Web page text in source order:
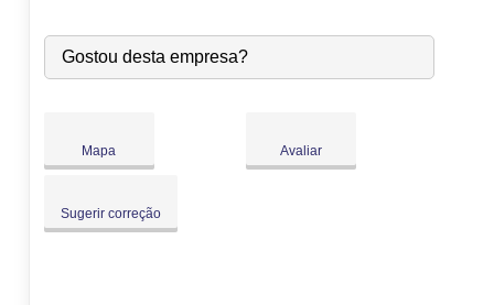
Seg: 09:00-18:00
Ter:
09:00-18:00
Qua:
09:00-18:00
Sáb:
Fechado
Gostou desta empresa?
Mapa Avaliar
Sugerir correção